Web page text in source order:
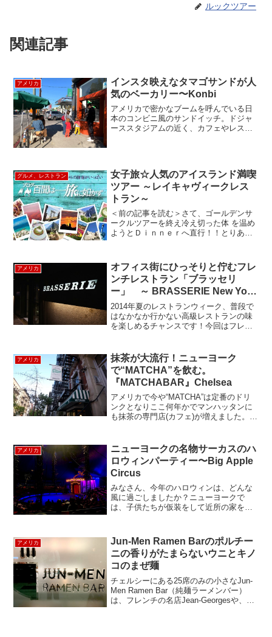
ルックツアー
関連記事
アメリカ
インスタ映えなタマゴサンドが人
気のベーカリー〜Konbi
アメリカで密かなブームを呼んでいる日
本のコンビニ風のサンドイッチ。ドジャ
ーススタジアムの近く、カフェやレスト
グルメ、レストラン
女子旅☆人気のアイスランド満喫
ツアー ～レイキャヴィークレス
トラン～
＜前の記事を読む＞さて、ゴールデンサ
ークルツアーを終え冷え切った体 を温め
ようとＤｉｎｎｅｒへ直行！！とりあえ
食を決める事に ・・。それにしても、
夜の9時 だというのに...
アメリカ
オフィス街にひっそりと佇むフレ
ンチレストラン「ブラッセリ
ー」 ～ BRASSERIE New York
～
2014年夏のレストランウィーク、普段で
はなかなか行かない高級レストランの味
を楽しめるチャンスです！今回はフレン
ニューの間、53丁目にあります。店構え
はシンプル。...
アメリカ
抹茶が大流行！ニューヨーク
で“MATCHA”を飲む。
『MATCHABAR』Chelsea
アメリカで今や“MATCHA”は定番のドリ
ンクとなりここ何年かでマンハッタンに
も抹茶の専門店(カフェ)が増えました。専
ようにあま～いのではなく、美味しい抹
茶ラテが飲める...
アメリカ
ニューヨークの名物サーカスのハ
ロウィンパーティー〜Big Apple
Circus
みなさん、今年のハロウィンは、どんな
風に過ごしましたか？ニューヨークで
は、子供たちが仮装をして近所の家を回
パレードをはじめとした様々なイベント
が開催されました。私たちは...
アメリカ
Jun-Men Ramen Barのポルチー
ニの香りがたまらないウニとキノ
コのまぜ麺
チェルシーにある25席のみの小さなJun-
Men Ramen Bar（純麺ラーメンバー）
は、フレンチの名店Jean-Georgesや、人